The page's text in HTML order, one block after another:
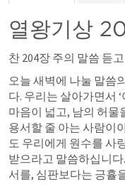
열왕기상
찬 204장 주의 말씀 듣고
오늘 새벽에 나눌 말씀
다. 우리는 살아가면서
마음이 넓고, 남의 허물
용서할 줄 아는 사람이
도 우리에게 원수를 사
받으라고 말씀하십니
서를, 심판보다는 긍휼